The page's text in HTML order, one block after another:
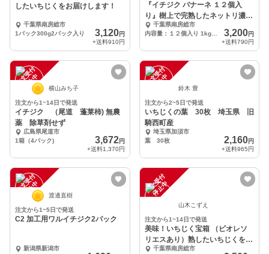
したいちじくをお届けします！
千葉県南房総市
1パック300g2パック入り
3,120円
+送料910円
『イチジク バナーネ １２個入
り』樹上で完熟したネットリ濃厚
な甘さををお届け♪
千葉県南房総市
内容量：１２個入り 1kg前後
3,200円
+送料790円
注
文
受
付
停
止
中 横山みち子
注文から1~14日で発送
イチジク （尾道 蓬莱柿) 無農
薬 除草剤せず
広島県尾道市
1箱（4パック)
3,672円
+送料1,370円
注
文
受
付
停
止
中 鈴木 豊
注文から2~5日で発送
いちじくの葉 30枚 埼玉県 旧
騎西町産
埼玉県加須市
葉 30枚
2,160円
+送料965円
注
文
受
付
停
止
中 渡邊直樹
注文から1~5日で発送
C2 加工用ワルイチジク2パック
新潟県新潟市
注
文
受
付
停
止
中
山木こずえ
注文から1~14日で発送
美味！いちじく宝箱 （ビオレソ
リエスあり）熟したいちじくをお
届けします！
千葉県南房総市